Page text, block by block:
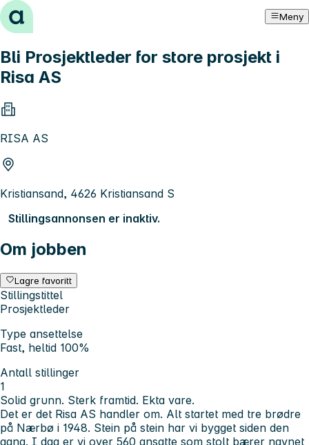
Hopp til innhold Meny
Bli Prosjektleder for store prosjekt i
Risa AS
RISA AS
Kristiansand, 4626 Kristiansand S
Stillingsannonsen er inaktiv.
Om jobben
Lagre favoritt
Stillingstittel
Prosjektleder
Type ansettelse
Fast, heltid 100%
Antall stillinger
1
Solid grunn. Sterk framtid. Ekta vare.
Det er det Risa AS handler om. Alt startet med tre brødre
på Nærbø i 1948. Stein på stein har vi bygget siden den
gang. I dag er vi over 560 ansatte som stolt bærer navnet